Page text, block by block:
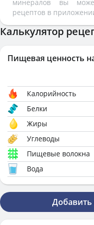
минералов вы
рецептов в
Калькулятор
Пищевая ценность
Калорийность
Белки
Жиры
Углеводы
Пищевые волокна
Вода
Добавить